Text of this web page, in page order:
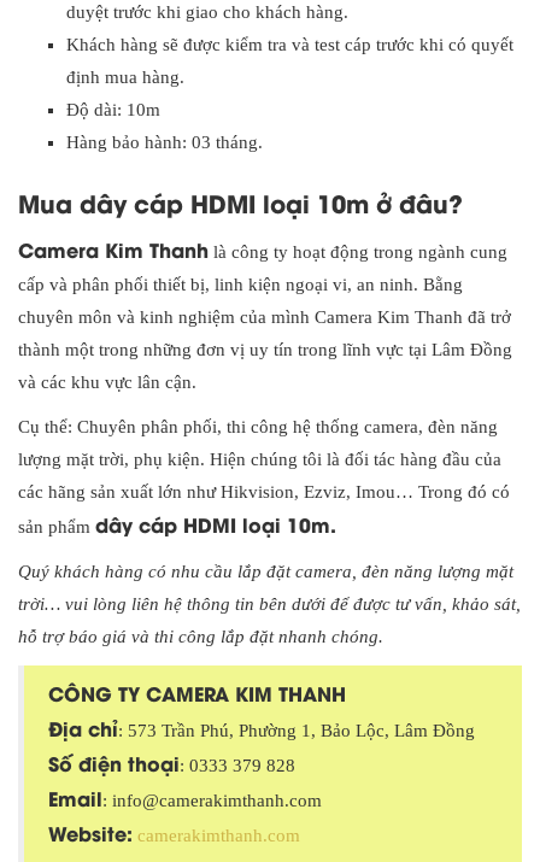
duyệt trước khi giao cho khách hàng.
Khách hàng sẽ được kiểm tra và test cáp trước khi có quyết
định mua hàng.
Độ dài: 10m
Hàng bảo hành: 03 tháng.
Mua dây cáp HDMI loại 10m ở đâu?
Camera Kim Thanh là công ty hoạt động trong ngành cung
cấp và phân phối thiết bị, linh kiện ngoại vi, an ninh. Bằng
chuyên môn và kinh nghiệm của mình Camera Kim Thanh đã trở
thành một trong những đơn vị uy tín trong lĩnh vực tại Lâm Đồng
và các khu vực lân cận.
Cụ thể: Chuyên phân phối, thi công hệ thống camera, đèn năng
lượng mặt trời, phụ kiện. Hiện chúng tôi là đối tác hàng đầu của
các hãng sản xuất lớn như Hikvision, Ezviz, Imou… Trong đó có
sản phẩm dây cáp HDMI loại 10m.
Quý khách hàng có nhu cầu lắp đặt camera, đèn năng lượng mặt
trời… vui lòng liên hệ thông tin bên dưới để được tư vấn, khảo sát,
hỗ trợ báo giá và thi công lắp đặt nhanh chóng.
CÔNG TY CAMERA KIM THANH
Địa chỉ: 573 Trần Phú, Phường 1, Bảo Lộc, Lâm Đồng
Số điện thoại: 0333 379 828
Email: info@camerakimthanh.com
Website: camerakimthanh.com